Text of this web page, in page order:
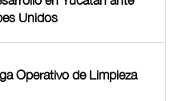
Unidos
Operativo de Limpieza